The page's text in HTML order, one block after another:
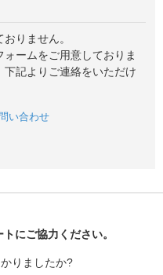
りません。
ームをご用意しておりま
記よりご連絡をいただけ
い合わせ
にご協力ください。
りましたか?